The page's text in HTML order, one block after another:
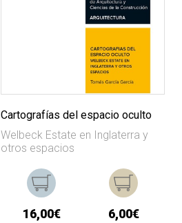
Cartografías del espacio oculto
Welbeck Estate en Inglaterra y
otros espacios
16,00€ 6,00€